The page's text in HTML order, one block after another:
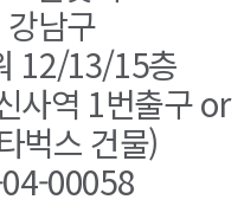
남구
12/13/15층
사역 1번출구 or
벅스 건물)
00058